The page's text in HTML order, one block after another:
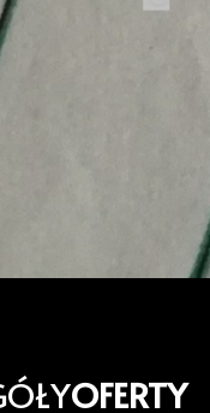
OFERTY